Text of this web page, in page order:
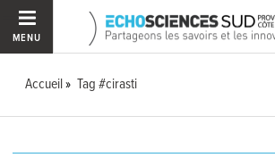
MENU
Accueil Tag #cirasti